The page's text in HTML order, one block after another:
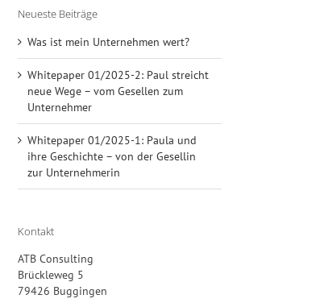
Neueste Beiträge
Was ist mein Unternehmen wert?
Whitepaper 01/2025-2: Paul streicht
neue Wege – vom Gesellen zum
Unternehmer
Whitepaper 01/2025-1: Paula und
ihre Geschichte – von der Gesellin
zur Unternehmerin
Kontakt
ATB Consulting
Brückleweg 5
79426 Buggingen